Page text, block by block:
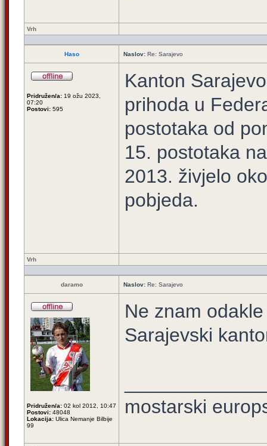
Vrh
Haso Naslov: Re: Sarajevo
Pridružen/a: 19 ožu 2023,
07:20
Postovi: 595
Kanton
prihoda u
postotaka od
15. postotaka
2013. živjelo
pobjeda.
Vrh
daramo Naslov: Re: Sarajevo
Pridružen/a: 02 kol 2012, 10:47
Postovi: 48048
Lokacija: Ulica Nemanje Bilbije
99
Ne znam
Sarajevski
mostarski